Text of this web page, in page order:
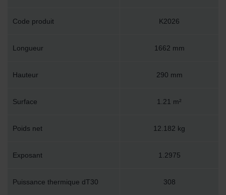
Code produit K2026
Longueur 1662 mm
Hauteur 290 mm
Surface 1.21 m²
Poids net 12.182 kg
Exposant 1.2975
Puissance thermique dT30 308